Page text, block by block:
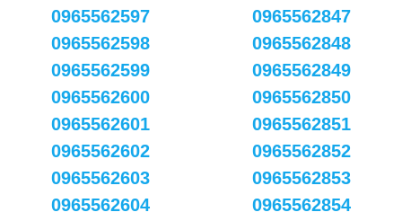
0965562597
0965562598
0965562599
0965562600
0965562601
0965562602
0965562603
0965562604
0965562847
0965562848
0965562849
0965562850
0965562851
0965562852
0965562853
0965562854